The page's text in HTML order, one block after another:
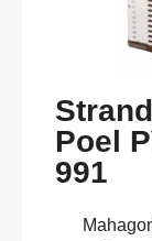
Poel
991